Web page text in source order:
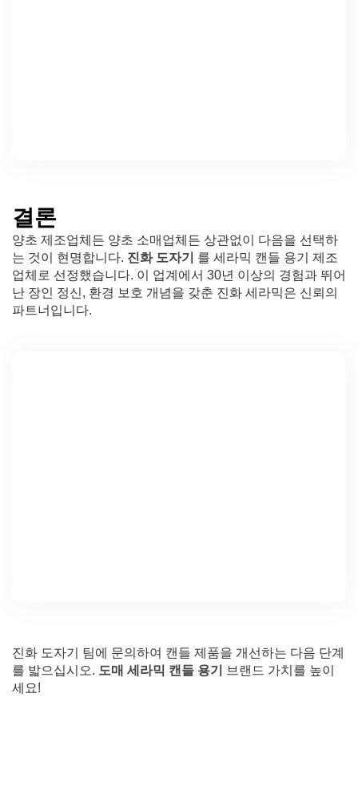
결론
양초 제조업체든 양초 소매업체든 상관없이 다음을 선택하
는 것이 현명합니다. 진화 도자기
를 세라믹 캔들 용기 제조
업체로 선정했습니다. 이 업계에서 30년 이상의 경험과 뛰어
난 장인 정신, 환경 보호 개념을 갖춘 진화 세라믹은 신뢰의
파트너입니다.
진화 도자기 팀에 문의하여 캔들 제품을 개선하는 다음 단계
를 밟으십시오. 도매 세라믹 캔들 용기
브랜드 가치를 높이
세요!